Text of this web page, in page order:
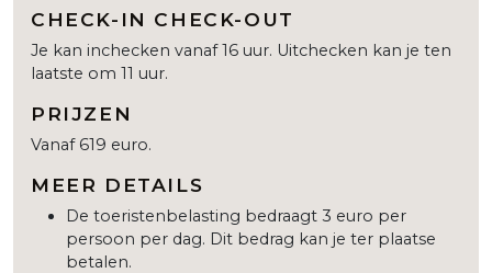
CHECK-IN CHECK-OUT
Je kan inchecken vanaf 16 uur. Uitchecken kan je ten
laatste om 11 uur.
PRIJZEN
Vanaf 619 euro.
MEER DETAILS
De toeristenbelasting bedraagt 3 euro per
persoon per dag. Dit bedrag kan je ter plaatse
betalen.